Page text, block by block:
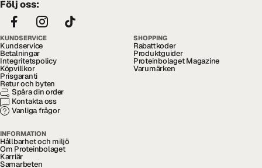
Följ oss:
KUNDSERVICE
Kundservice
Betalningar
Integritetspolicy
Köpvillkor
Prisgaranti
Retur och byten
Spåra din order
Kontakta oss
Vanliga frågor
SHOPPING
Rabattkoder
Produktguider
Proteinbolaget Magazine
Varumärken
INFORMATION
Hållbarhet och miljö
Om Proteinbolaget
Karriär
Samarbeten